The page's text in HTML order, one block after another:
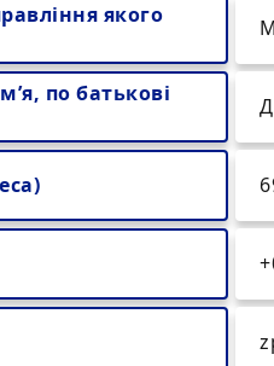
якого
по батькові